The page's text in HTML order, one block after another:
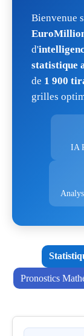
Bienvenue
d'
statistique
de 1 900
grilles
IA
Pronostics